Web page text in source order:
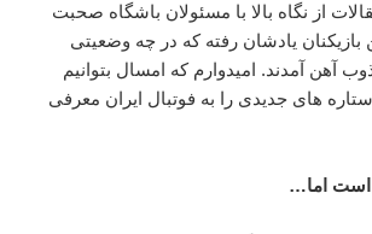
از نگاه بالا با مسئولان باشگاه صحبت
بازیکنان یادشان رفته که در چه وضعیتی
آهن آمدند. امیدوارم که امسال بتوانیم
های جدیدی را به فوتبال ایران معرفی
است اما…